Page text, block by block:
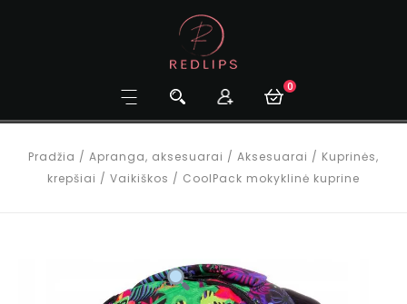
0
Pradžia / Apranga, aksesuarai / Aksesuarai / Kuprinės,
krepšiai / Vaikiškos / CoolPack mokyklinė kuprine